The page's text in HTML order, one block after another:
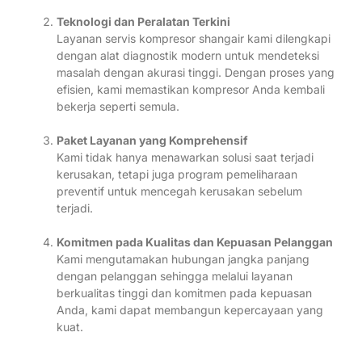
Teknologi dan Peralatan Terkini
Layanan servis kompresor shangair kami dilengkapi
dengan alat diagnostik modern untuk mendeteksi
masalah dengan akurasi tinggi. Dengan proses yang
efisien, kami memastikan kompresor Anda kembali
bekerja seperti semula.
Paket Layanan yang Komprehensif
Kami tidak hanya menawarkan solusi saat terjadi
kerusakan, tetapi juga program pemeliharaan
preventif untuk mencegah kerusakan sebelum
terjadi.
Komitmen pada Kualitas dan Kepuasan Pelanggan
Kami mengutamakan hubungan jangka panjang
dengan pelanggan sehingga melalui layanan
berkualitas tinggi dan komitmen pada kepuasan
Anda, kami dapat membangun kepercayaan yang
kuat.